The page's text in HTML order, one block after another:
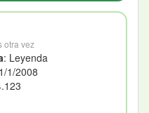
otra vez
: Leyenda
1/2008